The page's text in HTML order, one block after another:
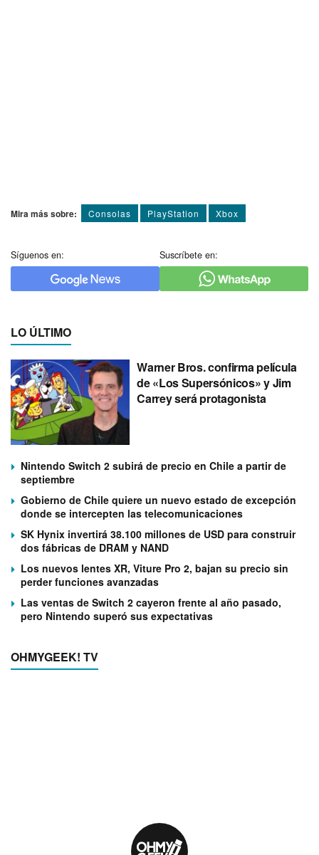
Mira más sobre: Consolas PlayStation Xbox
Síguenos en: Suscríbete en:
LO ÚLTIMO
Warner Bros. confirma película
de «Los Supersónicos» y Jim
Carrey será protagonista
Nintendo Switch 2 subirá de precio en Chile a partir de
septiembre
Gobierno de Chile quiere un nuevo estado de excepción
donde se intercepten las telecomunicaciones
SK Hynix invertirá 38.100 millones de USD para construir
dos fábricas de DRAM y NAND
Los nuevos lentes XR, Viture Pro 2, bajan su precio sin
perder funciones avanzadas
Las ventas de Switch 2 cayeron frente al año pasado,
pero Nintendo superó sus expectativas
OHMYGEEK! TV